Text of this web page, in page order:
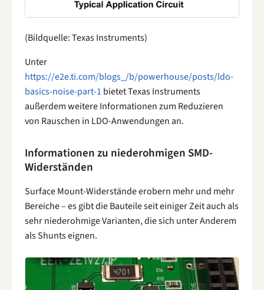
(Bildquelle: Texas Instruments)
Unter
https://e2e.ti.com/blogs_/b/powerhouse/posts/ldo-
basics-noise-part-1 bietet Texas Instruments
außerdem weitere Informationen zum Reduzieren
von Rauschen in LDO-Anwendungen an.
Informationen zu niederohmigen SMD-
Widerständen
Surface Mount-Widerstände erobern mehr und mehr
Bereiche – es gibt die Bauteile seit einiger Zeit auch als
sehr niederohmige Varianten, die sich unter Anderem
als Shunts eignen.